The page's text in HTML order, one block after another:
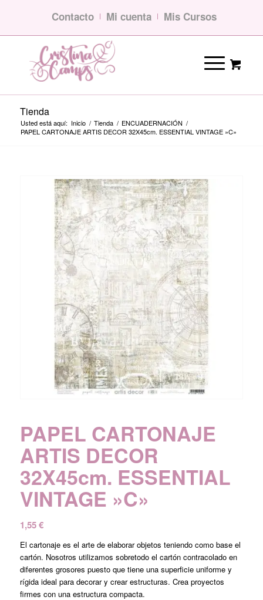
Contacto Mi cuenta Mis Cursos
Tienda
Usted está aquí: Inicio / Tienda / ENCUADERNACIÓN /
PAPEL CARTONAJE ARTIS DECOR 32X45cm. ESSENTIAL VINTAGE »C»
PAPEL CARTONAJE
ARTIS DECOR
32X45cm. ESSENTIAL
VINTAGE »C»
1,55€
El cartonaje es el arte de elaborar objetos teniendo como base el
cartón. Nosotros utilizamos sobretodo el cartón contracolado en
diferentes grosores puesto que tiene una superficie uniforme y
rígida ideal para decorar y crear estructuras. Crea proyectos
firmes con una estructura compacta.